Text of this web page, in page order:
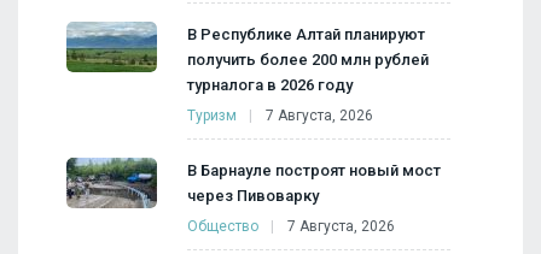
В Республике Алтай планируют
получить более 200 млн рублей
турналога в 2026 году
Туризм 7 Августа, 2026
В Барнауле построят новый мост
через Пивоварку
Общество 7 Августа, 2026